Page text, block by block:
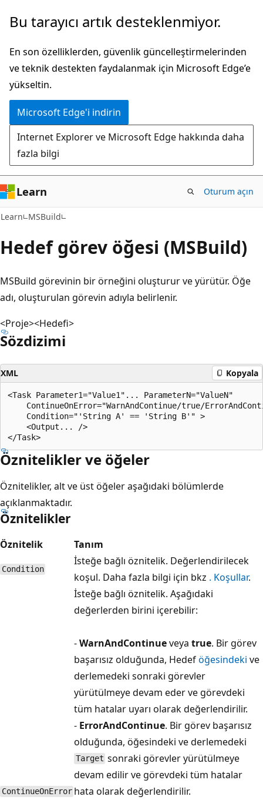
Ana
atla
Bu tarayıcı artık desteklenmiyor.
En son özelliklerden, güvenlik güncelleştirmelerinden
ve teknik destekten faydalanmak için Microsoft Edge’e
yükseltin.
Microsoft Edge'i indirin
Internet Explorer ve Microsoft Edge hakkında daha
fazla bilgi
Learn Oturum açın
Learn MSBuild
Hedef görev öğesi (MSBuild)
MSBuild görevinin bir örneğini oluşturur ve yürütür. Öğe
adı, oluşturulan görevin adıyla belirlenir.
<Proje><Hedefi>
Sözdizimi
XML Kopyala
<Task Parameter1="Value1"... ParameterN="ValueN"
ContinueOnError="WarnAndContinue/true/
    Condition="'String A' == 'String B'" >
    <Output... />
Öznitelikler ve öğeler
Öznitelikler, alt ve üst öğeler aşağıdaki bölümlerde
açıklanmaktadır.
Öznitelikler
Öznitelik Tanım
Condition
İsteğe bağlı öznitelik. Değerlendirilecek
koşul. Daha fazla bilgi için bkz . Koşullar.
ContinueOnError
İsteğe bağlı öznitelik. Aşağıdaki
değerlerden birini içerebilir:
-WarnAndContinueveya true. Bir görev
başarısız olduğunda, Hedeföğesindeki ve
derlemedeki sonraki görevler
yürütülmeye devam eder ve görevdeki
tüm hatalar uyarı olarak değerlendirilir.
- ErrorAndContinue. Bir görev başarısız
olduğunda, öğesindeki ve derlemedeki
Target sonraki görevler yürütülmeye
devam edilir ve görevdeki tüm hatalar
hata olarak değerlendirilir.